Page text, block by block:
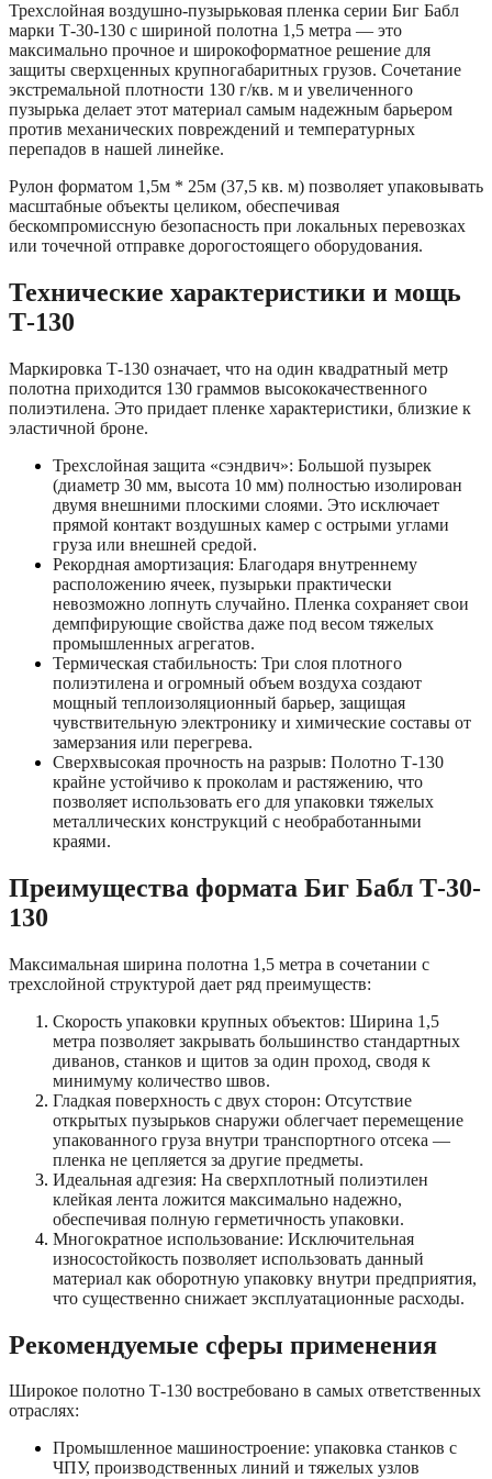
Трехслойная воздушно-пузырьковая пленка серии Биг Бабл
марки Т-30-130 с шириной полотна 1,5 метра — это
максимально прочное и широкоформатное решение для
защиты сверхценных крупногабаритных грузов. Сочетание
экстремальной плотности 130 г/кв. м и увеличенного
пузырька делает этот материал самым надежным барьером
против механических повреждений и температурных
перепадов в нашей линейке.
Рулон форматом 1,5м * 25м (37,5 кв. м) позволяет упаковывать
масштабные объекты целиком, обеспечивая
бескомпромиссную безопасность при локальных перевозках
или точечной отправке дорогостоящего оборудования.
Технические характеристики и мощь
Т-130
Маркировка Т-130 означает, что на один квадратный метр
полотна приходится 130 граммов высококачественного
полиэтилена. Это придает пленке характеристики, близкие к
эластичной броне.
Трехслойная защита «сэндвич»: Большой пузырек
(диаметр 30 мм, высота 10 мм) полностью изолирован
двумя внешними плоскими слоями. Это исключает
прямой контакт воздушных камер с острыми углами
груза или внешней средой.
Рекордная амортизация: Благодаря внутреннему
расположению ячеек, пузырьки практически
невозможно лопнуть случайно. Пленка сохраняет свои
демпфирующие свойства даже под весом тяжелых
промышленных агрегатов.
Термическая стабильность: Три слоя плотного
полиэтилена и огромный объем воздуха создают
мощный теплоизоляционный барьер, защищая
чувствительную электронику и химические составы от
замерзания или перегрева.
Сверхвысокая прочность на разрыв: Полотно Т-130
крайне устойчиво к проколам и растяжению, что
позволяет использовать его для упаковки тяжелых
металлических конструкций с необработанными
краями.
Преимущества формата Биг Бабл Т-30-
130
Максимальная ширина полотна 1,5 метра в сочетании с
трехслойной структурой дает ряд преимуществ:
Скорость упаковки крупных объектов: Ширина 1,5
метра позволяет закрывать большинство стандартных
диванов, станков и щитов за один проход, сводя к
минимуму количество швов.
Гладкая поверхность с двух сторон: Отсутствие
открытых пузырьков снаружи облегчает перемещение
упакованного груза внутри транспортного отсека —
пленка не цепляется за другие предметы.
Идеальная адгезия: На сверхплотный полиэтилен
клейкая лента ложится максимально надежно,
обеспечивая полную герметичность упаковки.
Многократное использование: Исключительная
износостойкость позволяет использовать данный
материал как оборотную упаковку внутри предприятия,
что существенно снижает эксплуатационные расходы.
Рекомендуемые сферы применения
Широкое полотно Т-130 востребовано в самых ответственных
отраслях:
Промышленное машиностроение: упаковка станков с
ЧПУ, производственных линий и тяжелых узлов